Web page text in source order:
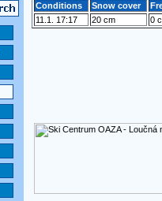
Conditions Snow cover
11.1. 17:17
20 cm 0